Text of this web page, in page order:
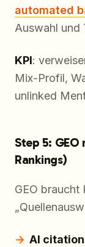
automated
Auswahl und
KPI:
Mix-Profil,
unlinked
Step 5:
Rankings)
GEO braucht
AI